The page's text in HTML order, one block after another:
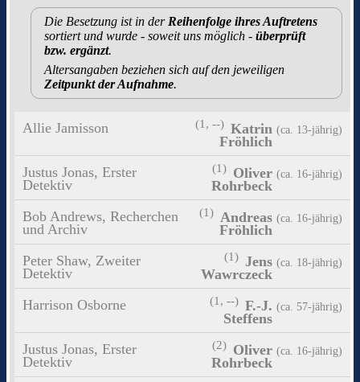
Die Besetzung ist in der Reihenfolge ihres Auftretens
sortiert und wurde - soweit uns möglich - überprüft
bzw. ergänzt.
Altersangaben beziehen sich auf den jeweiligen
Zeitpunkt der Aufnahme.
Allie Jamisson (1, --) Katrin
Fröhlich
(ca. 13‑jährig)
Justus Jonas, Erster
Detektiv
(1) Oliver
Rohrbeck
(ca. 16‑jährig)
Bob Andrews, Recherchen
und Archiv
(1) Andreas
Fröhlich
(ca. 16‑jährig)
Peter Shaw, Zweiter
Detektiv
(1) Jens
Wawrczeck
(ca. 18‑jährig)
Harrison Osborne (1, --) F.-J.
Steffens
(ca. 57‑jährig)
Justus Jonas, Erster
Detektiv
(2) Oliver
Rohrbeck
(ca. 16‑jährig)